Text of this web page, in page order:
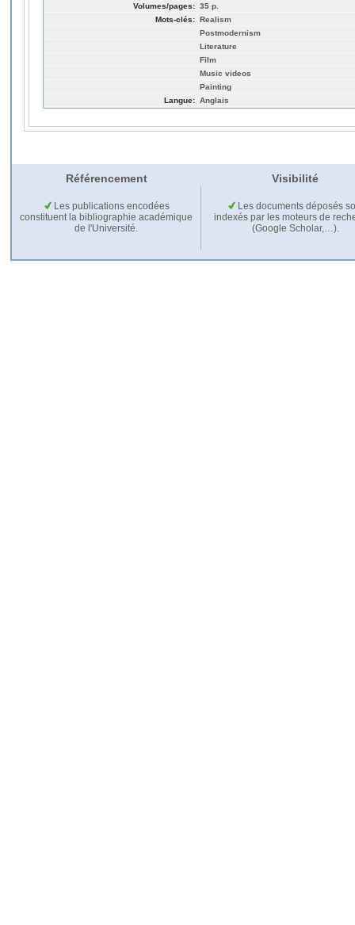
Volumes/pages: 35 p.
Mots-clés: Realism
Postmodernism
Literature
Film
Music videos
Painting
Langue: Anglais
Référencement Visibilité
Les publications encodées
constituent la bibliographie académique
de l'Université.
Les documents déposés
indexés par les moteurs de
(Google Scholar,…).